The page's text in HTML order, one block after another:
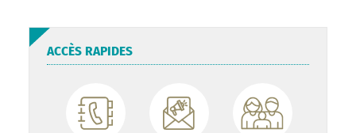
ACCÈS RAPIDES